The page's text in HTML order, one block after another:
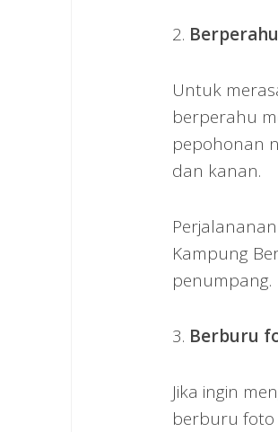
2.
Untuk
berperahu
pepohonan
dan kanan.
Kampung
penumpang.
3. Berburu
Jika ingin
berburu foto